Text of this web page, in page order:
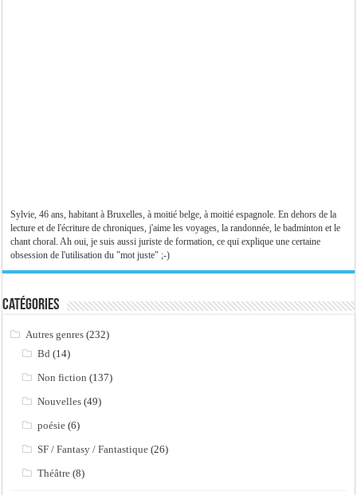
Sylvie, 46 ans, habitant à Bruxelles, à moitié belge, à moitié espagnole. En dehors de la
lecture et de l'écriture de chroniques, j'aime les voyages, la randonnée, le badminton et le
chant choral. Ah oui, je suis aussi juriste de formation, ce qui explique une certaine
obsession de l'utilisation du "mot juste" ;-)
Catégories
Autres genres (232)
Bd (14)
Non fiction (137)
Nouvelles (49)
poésie (6)
SF / Fantasy / Fantastique (26)
Théâtre (8)